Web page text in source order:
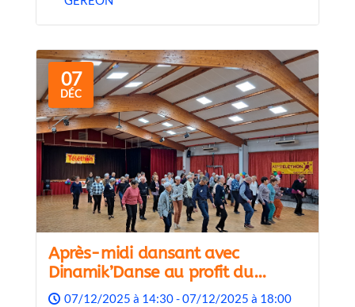
07
DÉC
Après-midi dansant avec
Dinamik’Danse au profit du
TELETHON
07/12/2025 à 14:30 - 07/12/2025 à 18:00